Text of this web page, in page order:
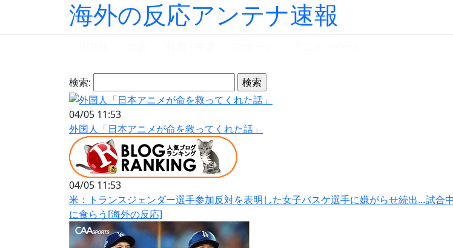
海外の反応アンテナ速報
検索:
04/05 11:53
外国人「日本アニメが命を救ってくれた話」
04/05 11:53
米：トランスジェンダー選手参加反対を表明した女子バスケ選手に嫌がらせ続出…試合
に食らう[海外の反応]